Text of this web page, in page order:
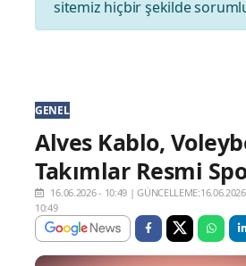
sitemiz hiçbir şekilde
GENEL
Alves Kablo,
Takımlar Resmi
16.06.2026 - 10:49 |
10:49